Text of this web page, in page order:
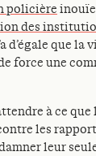
policière
des
d’égale que la
force une
à ce que
les
leur